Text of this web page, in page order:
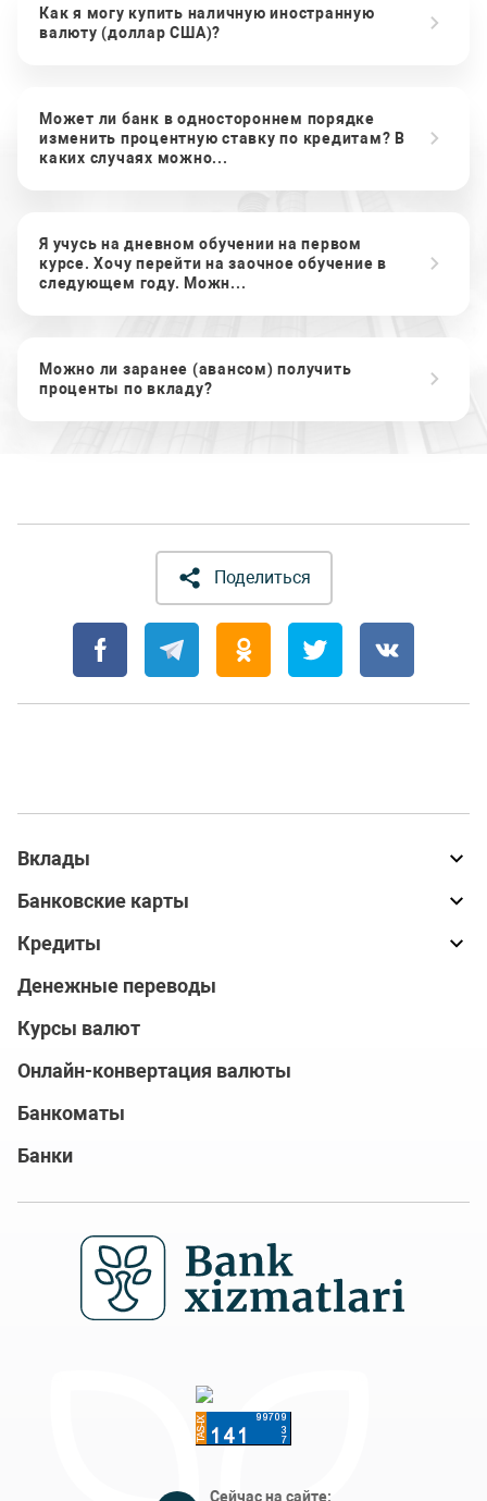
Как я могу купить наличную иностранную
валюту (доллар США)?
Может ли банк в одностороннем порядке
изменить процентную ставку по кредитам? В
каких случаях можно...
Я учусь на дневном обучении на первом
курсе. Хочу перейти на заочное обучение в
следующем году. Можн...
Можно ли заранее (авансом) получить
проценты по вкладу?
Поделиться
Вклады
Банковские карты
Кредиты
Денежные переводы
Курсы валют
Онлайн-конвертация валюты
Банкоматы
Банки
Сейчас на сайте: